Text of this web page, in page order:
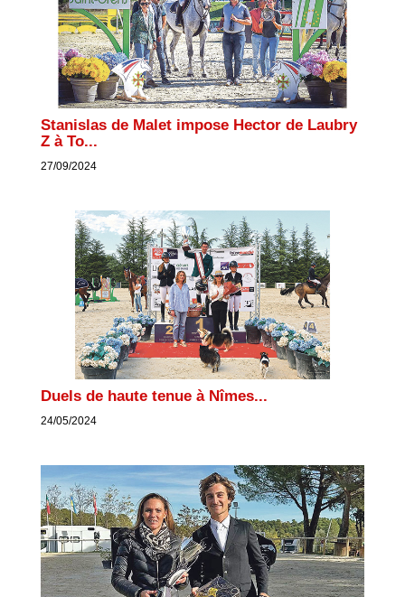
Stanislas de Malet impose Hector de Laubry
Z à To...
27/09/2024
Duels de haute tenue à Nîmes...
24/05/2024